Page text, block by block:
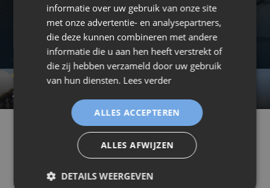
Nys Toby (2220 Heist od Berg)
2016-10-10 12:54:26
/Beoordelingen /Nys Toby (2220 Heist od Berg)
vanaf de offerte tot de betaling eens content
informatie over uw gebruik van onze site
met onze advertentie- en analysepartners,
die deze kunnen combineren met andere
informatie die u aan hen heeft verstrekt of
die zij hebben verzameld door uw gebruik
van hun diensten. Lees verder
ALLES ACCEPTEREN
ALLES AFWIJZEN
DETAILS WEERGEVEN